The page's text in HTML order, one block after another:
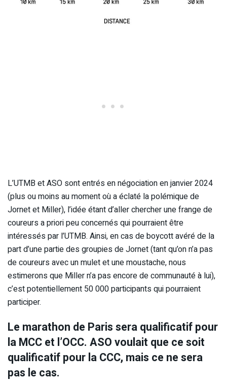
L’UTMB et ASO sont entrés en négociation en janvier 2024
(plus ou moins au moment où a éclaté la polémique de
Jornet et Miller), l’idée étant d’aller chercher une frange de
coureurs a priori peu concernés qui pourraient être
intéressés par l’UTMB. Ainsi, en cas de boycott avéré de la
part d’une partie des groupies de Jornet (tant qu’on n’a pas
de coureurs avec un mulet et une moustache, nous
estimerons que Miller n’a pas encore de communauté à lui),
c’est potentiellement 50 000 participants qui pourraient
participer.
Le marathon de Paris sera qualificatif pour
la MCC et l’OCC. ASO voulait que ce soit
qualificatif pour la CCC, mais ce ne sera
pas le cas.